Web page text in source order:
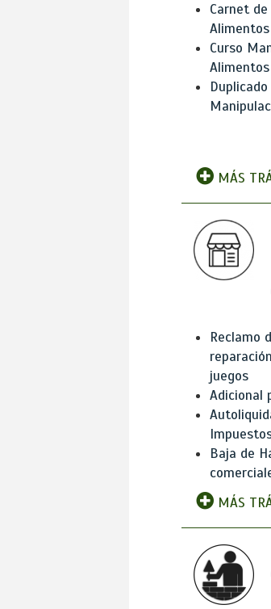
Carnet
Alimentos
Curso
Alimentos
MÁS
Reclamo
juegos
Adicional
Baja de
MÁS